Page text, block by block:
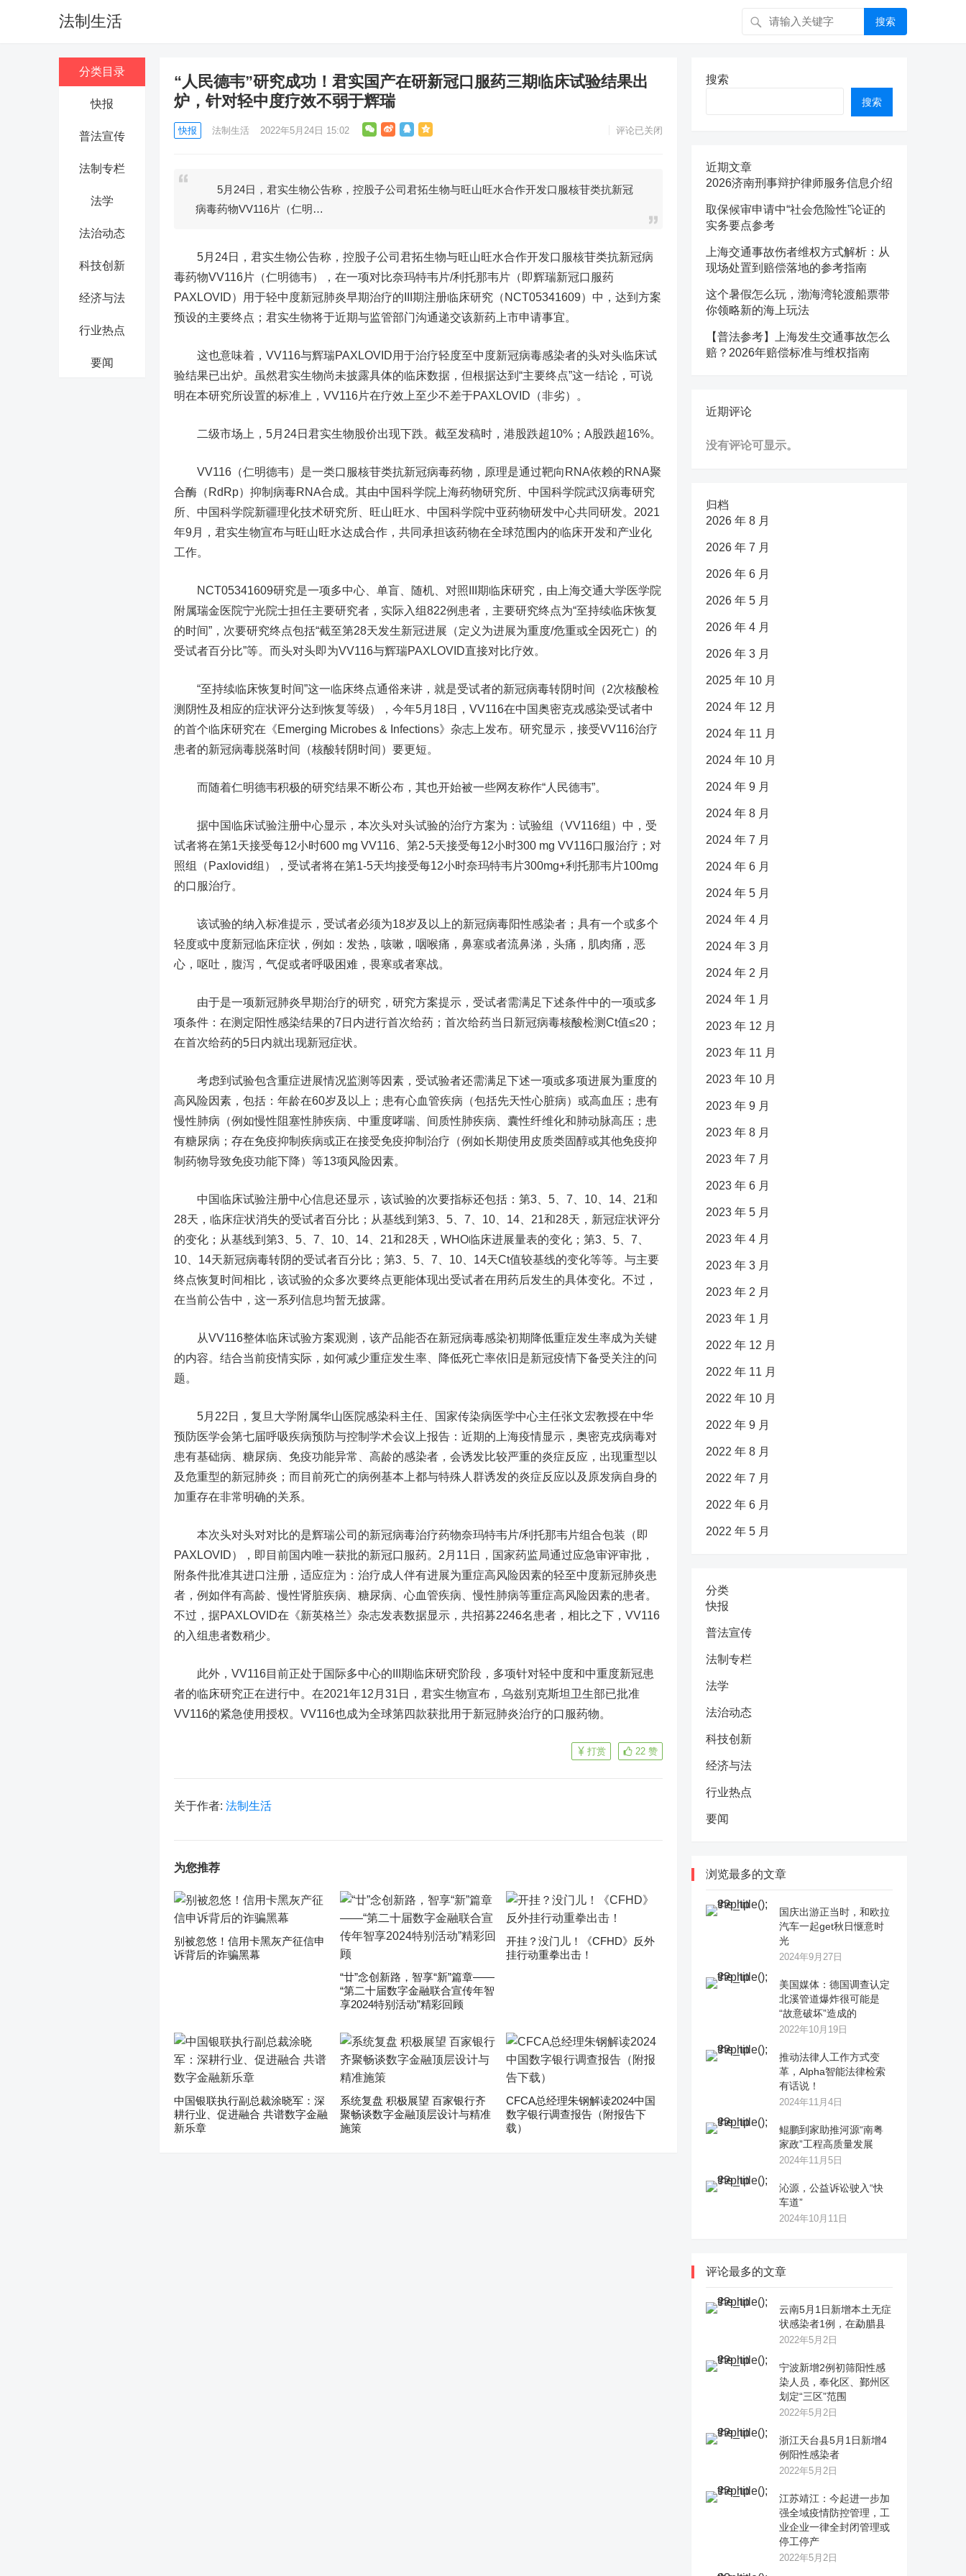
法制生活 搜索
分类目录
快报
普法宣传
法制专栏
法学
法治动态
科技创新
经济与法
行业热点
要闻
“人民德韦”研究成功！君实国产在研新冠口服药三期临床试验结果出
炉，针对轻中度疗效不弱于辉瑞
快报 法制生活 2022年5月24日 15:02 评论已关闭
5月24日，君实生物公告称，控股子公司君拓生物与旺山旺水合作开发口服核苷类抗新冠
病毒药物VV116片（仁明…
5月24日， 君实生物公告称，控股子公司君拓生物与旺山旺水合作开发口服核苷类抗新冠病
毒药物VV116片（仁明德韦），在一项对比奈玛特韦片/利托那韦片（即辉瑞新冠口服药
PAXLOVID）用于轻中度新冠肺炎早期治疗的III期注册临床研究（NCT05341609）中，达到方案
预设的主要终点；君实生物将于近期与监管部门沟通递交该新药上市申请事宜。
这也意味着，VV116与辉瑞PAXLOVID用于治疗轻度至中度新冠病毒感染者的头对头临床试
验结果已出炉。虽然君实生物尚未披露具体的临床数据，但根据达到“主要终点”这一结论，可说
明在本研究所设置的标准上，VV116片在疗效上至少不差于PAXLOVID（非劣）。
二级市场上，5月24日君实生物股价出现下跌。截至发稿时，港股跌超10%；A股跌超16%。
VV116（仁明德韦）是一类口服核苷类抗新冠病毒药物，原理是通过靶向RNA依赖的RNA聚
合酶（RdRp）抑制病毒RNA合成。其由中国科学院上海药物研究所、中国科学院武汉病毒研究
所、中国科学院新疆理化技术研究所、旺山旺水、中国科学院中亚药物研发中心共同研发。2021
年9月，君实生物宣布与旺山旺水达成合作，共同承担该药物在全球范围内的临床开发和产业化
工作。
NCT05341609研究是一项多中心、单盲、随机、对照III期临床研究，由上海交通大学医学院
附属瑞金医院宁光院士担任主要研究者，实际入组822例患者，主要研究终点为“至持续临床恢复
的时间”，次要研究终点包括“截至第28天发生新冠进展（定义为进展为重度/危重或全因死亡）的
受试者百分比”等。而头对头即为VV116与辉瑞PAXLOVID直接对比疗效。
“至持续临床恢复时间”这一临床终点通俗来讲，就是受试者的新冠病毒转阴时间（2次核酸检
测阴性及相应的症状评分达到恢复等级），今年5月18日，VV116在中国奥密克戎感染受试者中
的首个临床研究在《Emerging Microbes & Infections》杂志上发布。研究显示，接受VV116治疗
患者的新冠病毒脱落时间（核酸转阴时间）要更短。
而随着仁明德韦积极的研究结果不断公布，其也开始被一些网友称作“人民德韦”。
据中国临床试验注册中心显示，本次头对头试验的治疗方案为：试验组（VV116组）中，受
试者将在第1天接受每12小时600 mg VV116、第2-5天接受每12小时300 mg VV116口服治疗；对
照组（Paxlovid组），受试者将在第1-5天均接受每12小时奈玛特韦片300mg+利托那韦片100mg
的口服治疗。
该试验的纳入标准提示，受试者必须为18岁及以上的新冠病毒阳性感染者；具有一个或多个
轻度或中度新冠临床症状，例如：发热，咳嗽，咽喉痛，鼻塞或者流鼻涕，头痛，肌肉痛，恶
心，呕吐，腹泻，气促或者呼吸困难，畏寒或者寒战。
由于是一项新冠肺炎早期治疗的研究，研究方案提示，受试者需满足下述条件中的一项或多
项条件：在测定阳性感染结果的7日内进行首次给药；首次给药当日新冠病毒核酸检测Ct值≤20；
在首次给药的5日内就出现新冠症状。
考虑到试验包含重症进展情况监测等因素，受试验者还需满足下述一项或多项进展为重度的
高风险因素，包括：年龄在60岁及以上；患有心血管疾病（包括先天性心脏病）或高血压；患有
慢性肺病（例如慢性阻塞性肺疾病、中重度哮喘、间质性肺疾病、囊性纤维化和肺动脉高压；患
有糖尿病；存在免疫抑制疾病或正在接受免疫抑制治疗（例如长期使用皮质类固醇或其他免疫抑
制药物导致免疫功能下降）等13项风险因素。
中国临床试验注册中心信息还显示，该试验的次要指标还包括：第3、5、7、10、14、21和
28天，临床症状消失的受试者百分比；从基线到第3、5、7、10、14、21和28天，新冠症状评分
的变化；从基线到第3、5、7、10、14、21和28天，WHO临床进展量表的变化；第3、5、7、
10、14天新冠病毒转阴的受试者百分比；第3、5、7、10、14天Ct值较基线的变化等等。与主要
终点恢复时间相比，该试验的众多次要终点更能体现出受试者在用药后发生的具体变化。不过，
在当前公告中，这一系列信息均暂无披露。
从VV116整体临床试验方案观测，该产品能否在新冠病毒感染初期降低重症发生率成为关键
的内容。结合当前疫情实际，如何减少重症发生率、降低死亡率依旧是新冠疫情下备受关注的问
题。
5月22日，复旦大学附属华山医院感染科主任、国家传染病医学中心主任张文宏教授在中华
预防医学会第七届呼吸疾病预防与控制学术会议上报告：近期的上海疫情显示，奥密克戎病毒对
患有基础病、糖尿病、免疫功能异常、高龄的感染者，会诱发比较严重的炎症反应，出现重型以
及危重型的新冠肺炎；而目前死亡的病例基本上都与特殊人群诱发的炎症反应以及原发病自身的
加重存在非常明确的关系。
本次头对头对对比的是辉瑞公司的新冠病毒治疗药物奈玛特韦片/利托那韦片组合包装（即
PAXLOVID），即目前国内唯一获批的新冠口服药。2月11日，国家药监局通过应急审评审批，
附条件批准其进口注册，适应症为：治疗成人伴有进展为重症高风险因素的轻至中度新冠肺炎患
者，例如伴有高龄、慢性肾脏疾病、糖尿病、心血管疾病、慢性肺病等重症高风险因素的患者。
不过，据PAXLOVID在《新英格兰》杂志发表数据显示，共招募2246名患者，相比之下，VV116
的入组患者数稍少。
此外，VV116目前正处于国际多中心的III期临床研究阶段，多项针对轻中度和中重度新冠患
者的临床研究正在进行中。在2021年12月31日，君实生物宣布，乌兹别克斯坦卫生部已批准
VV116的紧急使用授权。VV116也成为全球第四款获批用于新冠肺炎治疗的口服药物。
22 赞
打赏
关于作者: 法制生活
为您推荐
别被忽悠！信用卡黑灰产征信申
诉背后的诈骗黑幕
“廿”念创新路，智享“新”篇章——
“第二十届数字金融联合宣传年智
享2024特别活动”精彩回顾
开挂？没门儿！《CFHD》反外
挂行动重拳出击！
中国银联执行副总裁涂晓军：深
耕行业、促进融合 共谱数字金融
新乐章
系统复盘 积极展望 百家银行齐
聚畅谈数字金融顶层设计与精准
施策
CFCA总经理朱钢解读2024中国
数字银行调查报告（附报告下
载）
搜索
搜索
近期文章
2026济南刑事辩护律师服务信息介绍
取保候审申请中“社会危险性”论证的
实务要点参考
上海交通事故伤者维权方式解析：从
现场处置到赔偿落地的参考指南
这个暑假怎么玩，渤海湾轮渡船票带
你领略新的海上玩法
【普法参考】上海发生交通事故怎么
赔？2026年赔偿标准与维权指南
近期评论
没有评论可显示。
归档
2026 年 8 月
2026 年 7 月
2026 年 6 月
2026 年 5 月
2026 年 4 月
2026 年 3 月
2025 年 10 月
2024 年 12 月
2024 年 11 月
2024 年 10 月
2024 年 9 月
2024 年 8 月
2024 年 7 月
2024 年 6 月
2024 年 5 月
2024 年 4 月
2024 年 3 月
2024 年 2 月
2024 年 1 月
2023 年 12 月
2023 年 11 月
2023 年 10 月
2023 年 9 月
2023 年 8 月
2023 年 7 月
2023 年 6 月
2023 年 5 月
2023 年 4 月
2023 年 3 月
2023 年 2 月
2023 年 1 月
2022 年 12 月
2022 年 11 月
2022 年 10 月
2022 年 9 月
2022 年 8 月
2022 年 7 月
2022 年 6 月
2022 年 5 月
分类
快报
普法宣传
法制专栏
法学
法治动态
科技创新
经济与法
行业热点
要闻
浏览最多的文章
国庆出游正当时，和欧拉
汽车一起get秋日惬意时
光
2024年9月27日
美国媒体：德国调查认定
北溪管道爆炸很可能是
“故意破坏”造成的
2022年10月19日
推动法律人工作方式变
革，Alpha智能法律检索
有话说！
2024年11月4日
鲲鹏到家助推河源“南粤
家政”工程高质量发展
2024年11月5日
沁源，公益诉讼驶入“快
车道”
2024年10月11日
评论最多的文章
云南5月1日新增本土无症
状感染者1例，在勐腊县
2022年5月2日
宁波新增2例初筛阳性感
染人员，奉化区、鄞州区
划定“三区”范围
2022年5月2日
浙江天台县5月1日新增4
例阳性感染者
2022年5月2日
江苏靖江：今起进一步加
强全域疫情防控管理，工
业企业一律全封闭管理或
停工停产
2022年5月2日